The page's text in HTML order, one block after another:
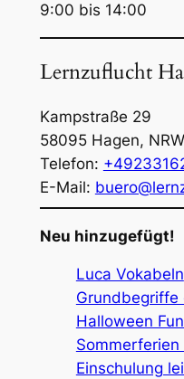
9:00 bis 14:00
Lernzuflucht
Kampstraße 29
58095Hagen, NRW
Telefon:
E-Mail:
Neu hinzugefügt!
Luca Vokabeln
Grundbegriffe
Halloween
Einschulung